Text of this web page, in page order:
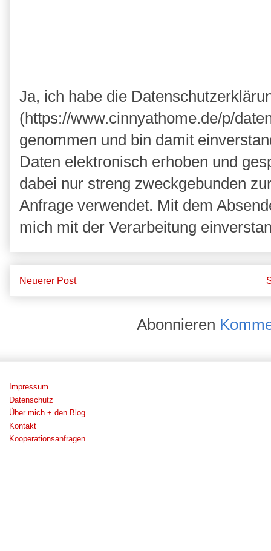
Ja, ich habe die
(https://www.cinnyathome.de/p/
genommen und bin damit
Daten elektronisch erhoben und
dabei nur streng zweckgebunden
Anfrage verwendet. Mit dem
mich mit der Verarbeitung
Neuerer Post
Abonnieren
Impressum
Datenschutz
Über mich + den Blog
Kontakt
Kooperationsanfragen